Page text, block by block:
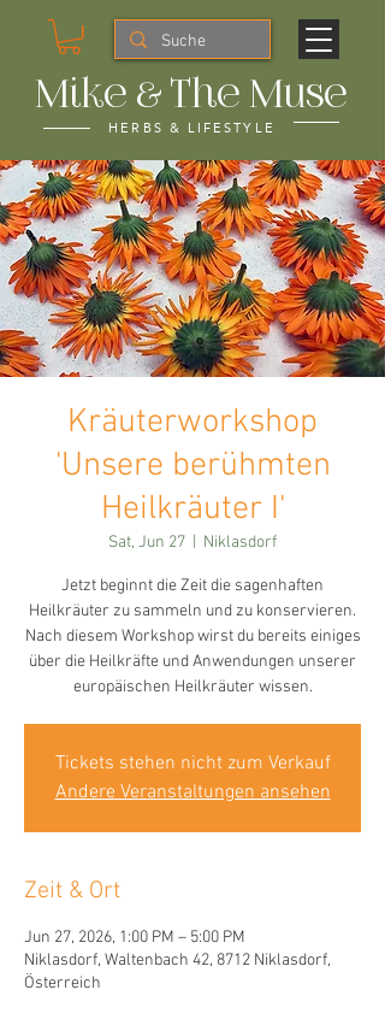
Mike & The Muse
HERBS & LIFESTYLE
Kräuterworkshop
'Unsere berühmten
Heilkräuter I'
Sat, Jun 27 Niklasdorf
Jetzt beginnt die Zeit die sagenhaften
Heilkräuter zu sammeln und zu konservieren.
Nach diesem Workshop wirst du bereits einiges
über die Heilkräfte und Anwendungen unserer
europäischen Heilkräuter wissen.
Tickets stehen nicht zum Verkauf
Andere Veranstaltungen ansehen
Zeit & Ort
Jun 27, 2026, 1:00 PM – 5:00 PM
Niklasdorf, Waltenbach 42, 8712 Niklasdorf,
Österreich